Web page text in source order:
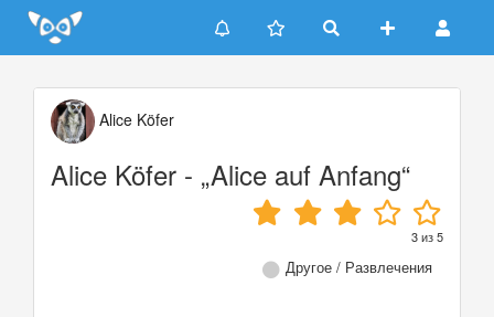
Update cookies preferences
Alice Köfer
Alice Köfer - „Alice auf Anfang“
3из5
Другое / Развлечения